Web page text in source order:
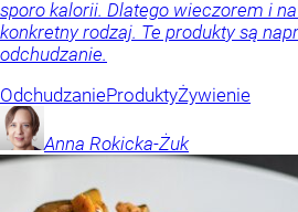
sporo kalorii. Dlatego wieczorem i
konkretny rodzaj. Te produkty są
odchudzanie.
OdchudzanieProduktyŻywienie
Anna Rokicka-Żuk